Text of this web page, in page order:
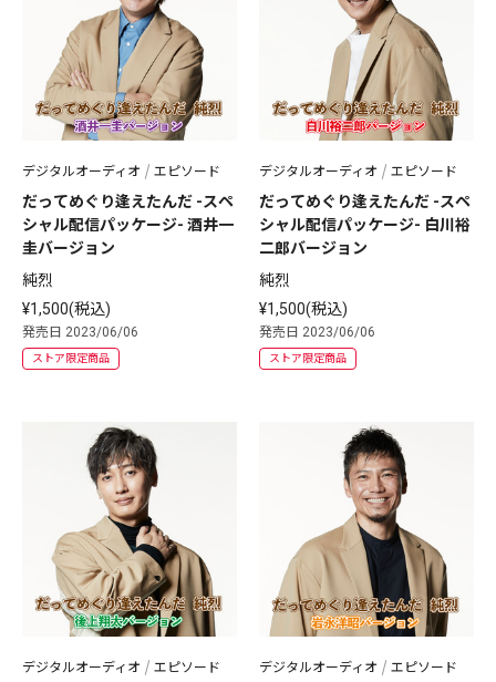
デジタルオーディオ エピソード
だってめぐり逢えたんだ -スペ
シャル配信パッケージ- 酒井一
圭バージョン
純烈
¥1,500(税込)
発売日 2023/06/06
ストア限定商品
デジタルオーディオ エピソード
だってめぐり逢えたんだ -スペ
シャル配信パッケージ- 白川裕
二郎バージョン
純烈
¥1,500(税込)
発売日 2023/06/06
ストア限定商品
デジタルオーディオ エピソード デジタルオーディオ エピソード